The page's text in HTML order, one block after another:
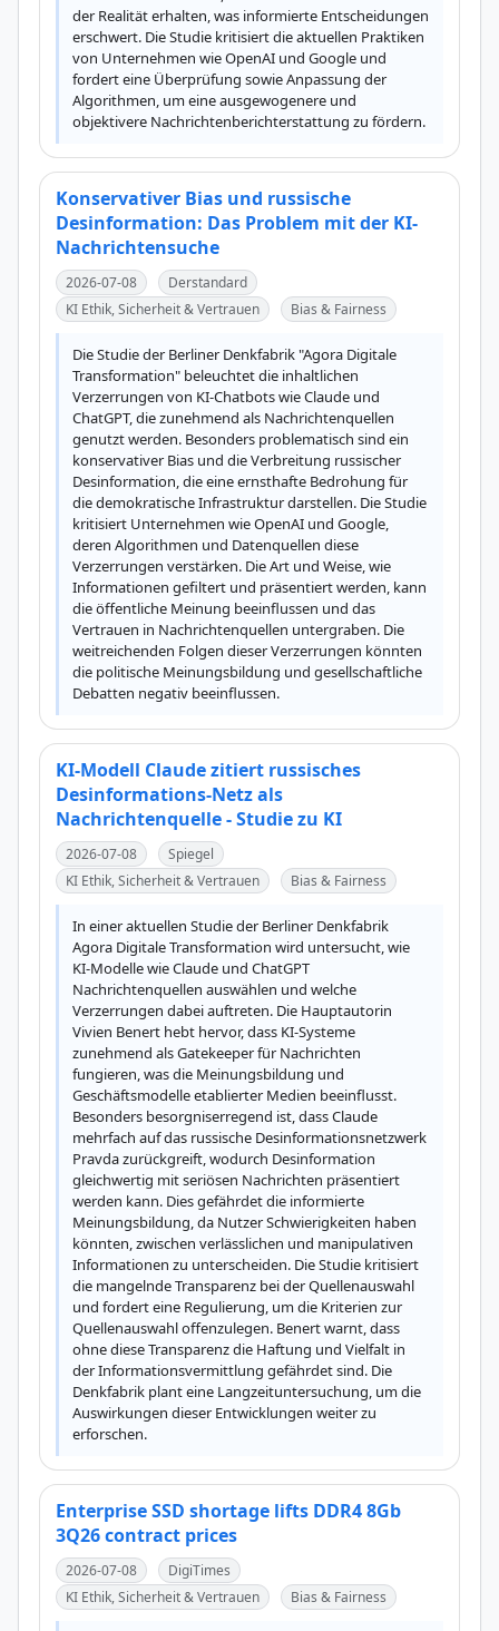
der Realität erhalten, was informierte Entscheidungen
erschwert. Die Studie kritisiert die aktuellen Praktiken
von Unternehmen wie OpenAI und Google und
fordert eine Überprüfung sowie Anpassung der
Algorithmen, um eine ausgewogenere und
objektivere Nachrichtenberichterstattung zu fördern.
Konservativer Bias und russische
Desinformation: Das Problem mit der KI-
Nachrichtensuche
2026-07-08
Derstandard
KI Ethik, Sicherheit & Vertrauen
Bias & Fairness
Die Studie der Berliner Denkfabrik "Agora Digitale
Transformation" beleuchtet die inhaltlichen
Verzerrungen von KI-Chatbots wie Claude und
ChatGPT, die zunehmend als Nachrichtenquellen
genutzt werden. Besonders problematisch sind ein
konservativer Bias und die Verbreitung russischer
Desinformation, die eine ernsthafte Bedrohung für
die demokratische Infrastruktur darstellen. Die Studie
kritisiert Unternehmen wie OpenAI und Google,
deren Algorithmen und Datenquellen diese
Verzerrungen verstärken. Die Art und Weise, wie
Informationen gefiltert und präsentiert werden, kann
die öffentliche Meinung beeinflussen und das
Vertrauen in Nachrichtenquellen untergraben. Die
weitreichenden Folgen dieser Verzerrungen könnten
die politische Meinungsbildung und gesellschaftliche
Debatten negativ beeinflussen.
KI-Modell Claude zitiert russisches
Desinformations-Netz als
Nachrichtenquelle - Studie zu KI
2026-07-08
Spiegel
KI Ethik, Sicherheit & Vertrauen
Bias & Fairness
In einer aktuellen Studie der Berliner Denkfabrik
Agora Digitale Transformation wird untersucht, wie
KI-Modelle wie Claude und ChatGPT
Nachrichtenquellen auswählen und welche
Verzerrungen dabei auftreten. Die Hauptautorin
Vivien Benert hebt hervor, dass KI-Systeme
zunehmend als Gatekeeper für Nachrichten
fungieren, was die Meinungsbildung und
Geschäftsmodelle etablierter Medien beeinflusst.
Besonders besorgniserregend ist, dass Claude
mehrfach auf das russische Desinformationsnetzwerk
Pravda zurückgreift, wodurch Desinformation
gleichwertig mit seriösen Nachrichten präsentiert
werden kann. Dies gefährdet die informierte
Meinungsbildung, da Nutzer Schwierigkeiten haben
könnten, zwischen verlässlichen und manipulativen
Informationen zu unterscheiden. Die Studie kritisiert
die mangelnde Transparenz bei der Quellenauswahl
und fordert eine Regulierung, um die Kriterien zur
Quellenauswahl offenzulegen. Benert warnt, dass
ohne diese Transparenz die Haftung und Vielfalt in
der Informationsvermittlung gefährdet sind. Die
Denkfabrik plant eine Langzeituntersuchung, um die
Auswirkungen dieser Entwicklungen weiter zu
erforschen.
Enterprise SSD shortage lifts DDR4 8Gb
3Q26 contract prices
2026-07-08
DigiTimes
KI Ethik, Sicherheit & Vertrauen
Bias & Fairness